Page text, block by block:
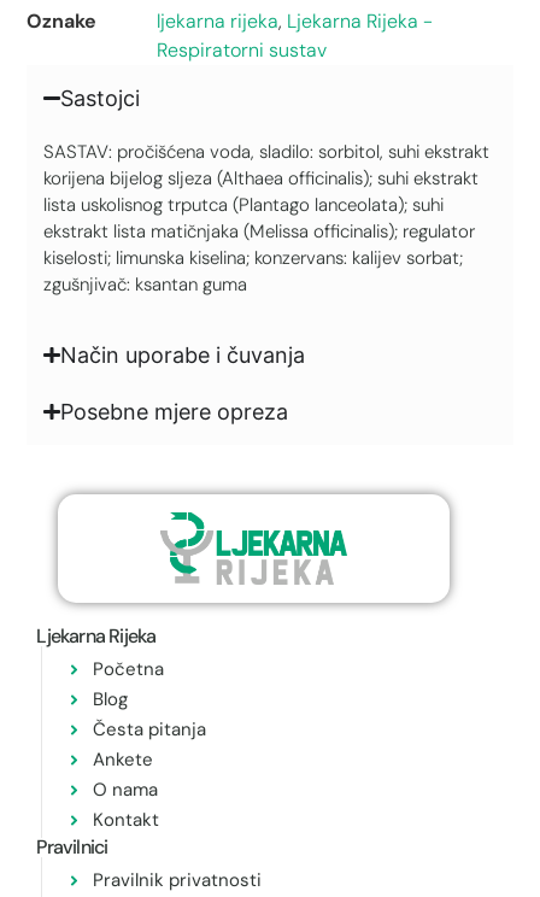
Oznake ljekarna rijeka, Ljekarna Rijeka -
Respiratorni sustav
Sastojci
SASTAV: pročišćena voda, sladilo: sorbitol, suhi ekstrakt
korijena bijelog sljeza (Althaea officinalis); suhi ekstrakt
lista uskolisnog trputca (Plantago lanceolata); suhi
ekstrakt lista matičnjaka (Melissa officinalis); regulator
kiselosti; limunska kiselina; konzervans: kalijev sorbat;
zgušnjivač: ksantan guma
Način uporabe i čuvanja
Posebne mjere opreza
Ljekarna Rijeka
Početna
Blog
Česta pitanja
Ankete
O nama
Kontakt
Pravilnici
Pravilnik privatnosti